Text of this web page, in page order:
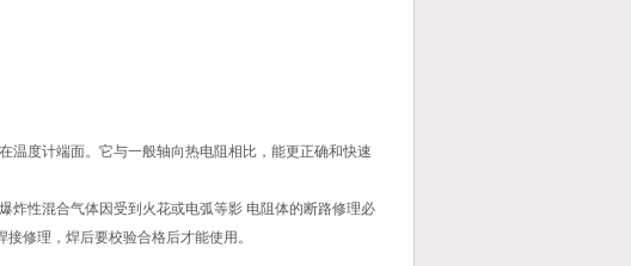
温度计端面。它与一般轴向热电阻相比，能更正确和快速
炸性混合气体因受到火花或电弧等影 电阻体的断路修理必
修理，焊后要校验合格后才能使用。